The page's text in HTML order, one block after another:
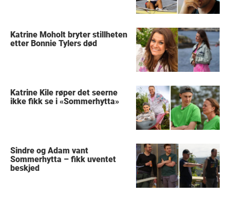
Katrine Moholt bryter stillheten
etter Bonnie Tylers død
Katrine Kile røper det seerne
ikke fikk se i «Sommerhytta»
Sindre og Adam vant
Sommerhytta – fikk uventet
beskjed